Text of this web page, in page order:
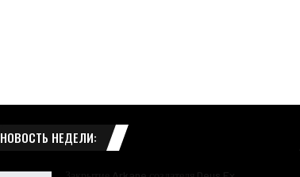
НОВОСТЬ НЕДЕЛИ: